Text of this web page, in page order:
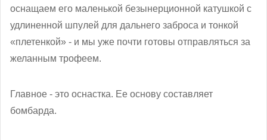
оснащаем его маленькой безынерционной катушкой с
удлиненной шпулей для дальнего заброса и тонкой
«плетенкой» - и мы уже почти готовы отправляться за
желанным трофеем.
Главное - это оснастка. Ее основу составляет
бомбарда.